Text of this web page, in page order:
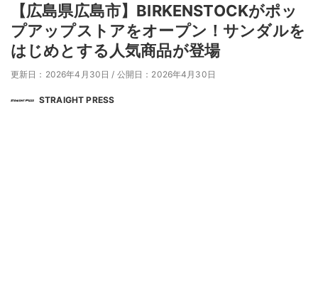
【広島県広島市】BIRKENSTOCKがポッ
プアップストアをオープン！サンダルを
はじめとする人気商品が登場
更新日：2026年4月30日 / 公開日：2026年4月30日
STRAIGHT PRESS